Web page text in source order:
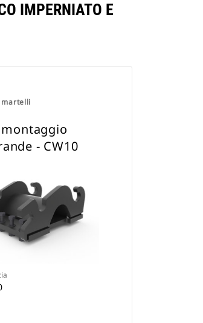
IMPERNIATO E
martelli
- CW10